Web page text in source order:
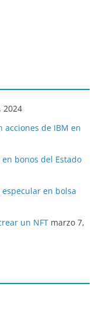
2024
acciones de IBM en
bonos del Estado
en bolsa
un NFT marzo 7,